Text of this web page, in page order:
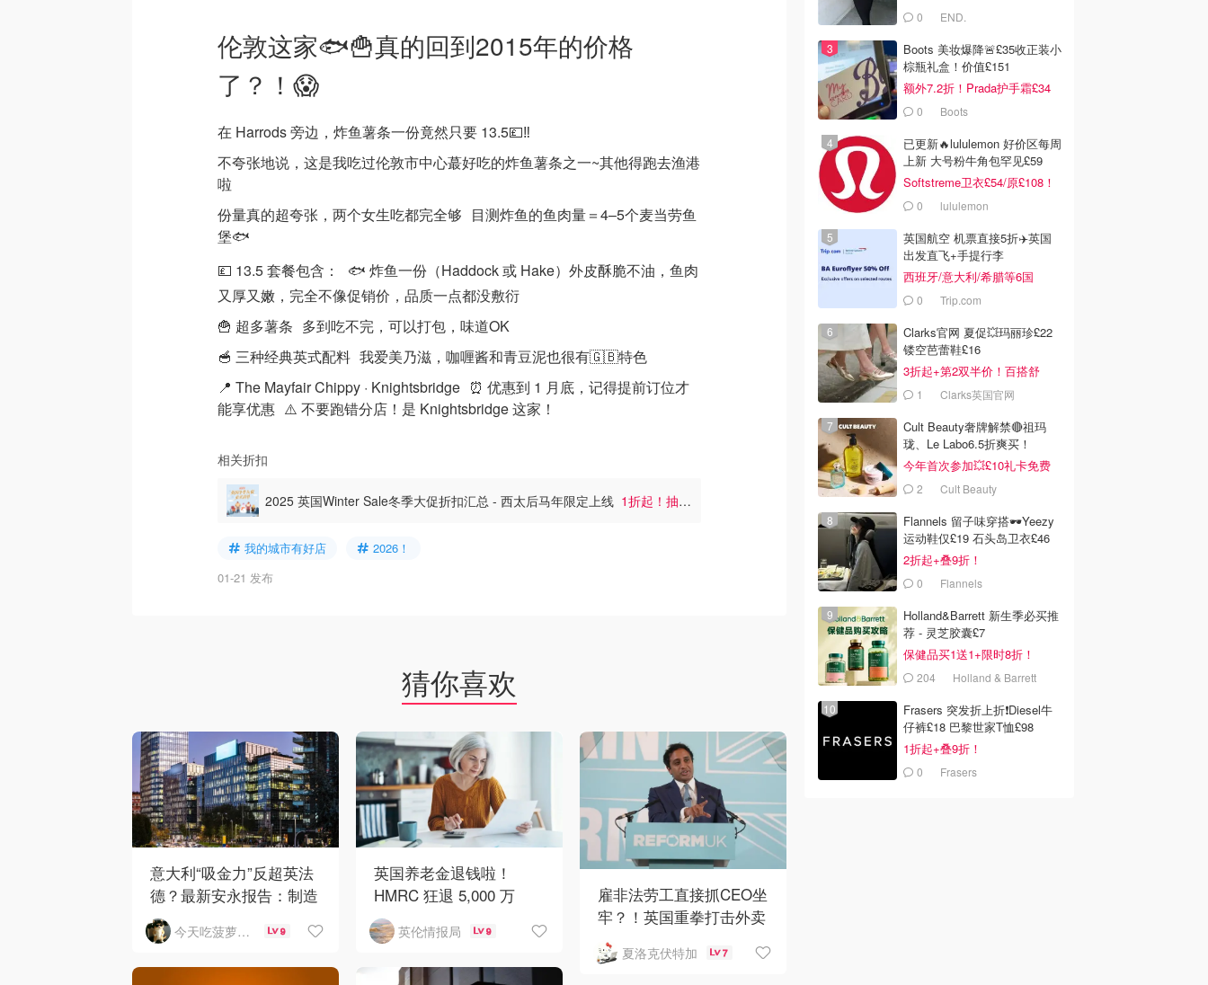
伦敦这家🐟🍟真的回到2015年的价格
了？！😱
在 Harrods 旁边，炸鱼薯条一份竟然只要 13.5💷‼️
不夸张地说，这是我吃过伦敦市中心蕞好吃的炸鱼薯条之一~其他得跑去渔港
啦
份量真的超夸张，两个女生吃都完全够 目测炸鱼的鱼肉量＝4–5个麦当劳鱼
堡🐟
💷 13.5 套餐包含： 🐟 炸鱼一份（Haddock 或 Hake）外皮酥脆不油，鱼肉
又厚又嫩，完全不像促销价，品质一点都没敷衍
🍟 超多薯条 多到吃不完，可以打包，味道OK
🥣 三种经典英式配料 我爱美乃滋，咖喱酱和青豆泥也很有🇬🇧特色
📍 The Mayfair Chippy · Knightsbridge ⏰ 优惠到 1 月底，记得提前订位才
能享优惠 ⚠️ 不要跑错分店！是 Knightsbridge 这家！
相关折扣
2025 英国Winter Sale冬季大促折扣汇总 - 西太后马年限定上线 1折起！抽奖
我的城市有好店
2026！
01-21 发布
猜你喜欢
意大利“吸金力”反超英法
德？最新安永报告：制造
业与AI成投资新宠！
今天吃菠萝披萨了吗 9
英国养老金退钱啦！
HMRC 狂退 5,000 万
镑，人均可领 £4,000！
英伦情报局 9
雇非法劳工直接抓CEO坐
牢？！英国重拳打击外卖
平台黑工
夏洛克伏特加 7
0 END.
Boots 美妆爆降🚨£35收正装小
棕瓶礼盒！价值£151
额外7.2折！Prada护手霜£34
0 Boots
已更新🔥lululemon 好价区每周
上新 大号粉牛角包罕见£59
Softstreme卫衣£54/原£108！
0 lululemon
英国航空 机票直接5折✈️英国
出发直飞+手提行李
西班牙/意大利/希腊等6国
0 Trip.com
Clarks官网 夏促💥玛丽珍£22
镂空芭蕾鞋£16
3折起+第2双半价！百搭舒
服！1 Clarks英国官网
Cult Beauty奢牌解禁🔴祖玛
珑、Le Labo6.5折爽买！
今年首次参加💥£10礼卡免费
拿 2 Cult Beauty
Flannels 留子味穿搭🕶️Yeezy
运动鞋仅£19 石头岛卫衣£46
2折起+叠9折！
0 Flannels
Holland&Barrett 新生季必买推
荐 - 灵芝胶囊£7
保健品买1送1+限时8折！
204 Holland & Barrett
Frasers 突发折上折❗️Diesel牛
仔裤£18 巴黎世家T恤£98
1折起+叠9折！
0 Frasers